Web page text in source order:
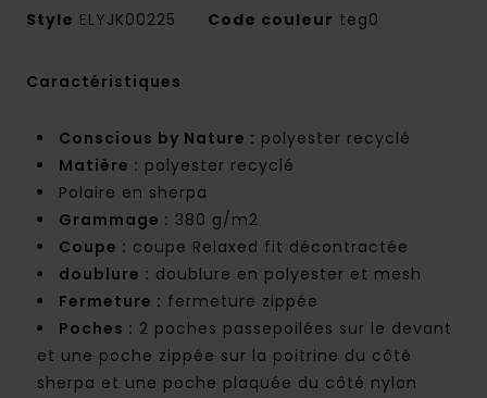
Style ELYJK00225 Code couleur teg0
Caractéristiques
Conscious by Nature : polyester recyclé
Matière : polyester recyclé
Polaire en sherpa
Grammage : 380 g/m2
Coupe : coupe Relaxed fit décontractée
doublure : doublure en polyester et mesh
Fermeture : fermeture zippée
Poches : 2 poches passepoilées sur le devant
et une poche zippée sur la poitrine du côté
sherpa et une poche plaquée du côté nylon